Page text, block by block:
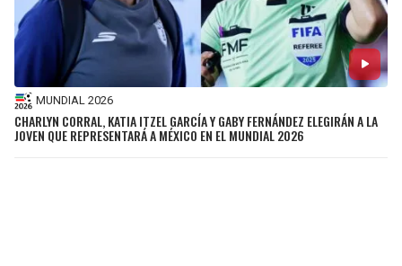
MUNDIAL 2026
CHARLYN CORRAL, KATIA ITZEL GARCÍA Y GABY FERNÁNDEZ ELEGIRÁN A LA
JOVEN QUE REPRESENTARÁ A MÉXICO EN EL MUNDIAL 2026